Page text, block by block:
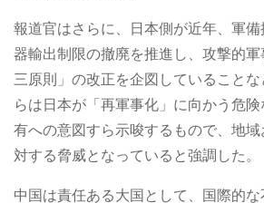
報道官はさらに、日本側が近年、軍
器輸出制限の撤廃を推進し、攻撃的
三原則」の改正を企図していること
らは日本が「再軍事化」に向かう危
有への意図すら示唆するもので、地
対する脅威となっていると強調した。
中国は責任ある大国として、国際的